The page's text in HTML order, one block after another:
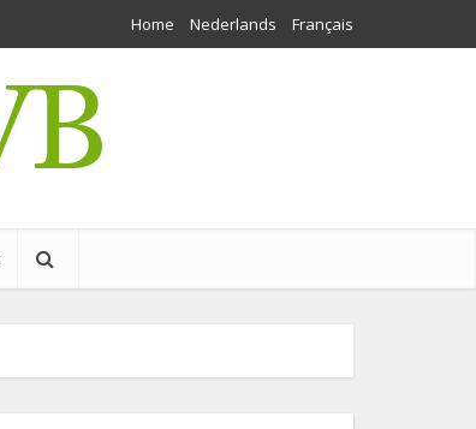
Home Nederlands Français